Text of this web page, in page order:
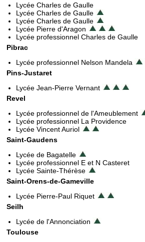
Lycée Charles de Gaulle
Lycée Charles de Gaulle
Lycée Charles de Gaulle
Lycée Pierre d'Aragon
Lycée professionnel Charles de Gaulle
Pibrac
Lycée professionnel Nelson Mandela
Pins-Justaret
Lycée Jean-Pierre Vernant
Revel
Lycée professionnel de l'Ameublement
Lycée professionnel La Providence
Lycée Vincent Auriol
Saint-Gaudens
Lycée de Bagatelle
Lycée professionnel E et N Casteret
Lycée Sainte-Thérèse
Saint-Orens-de-Gameville
Lycée Pierre-Paul Riquet
Seilh
Lycée de l'Annonciation
Toulouse